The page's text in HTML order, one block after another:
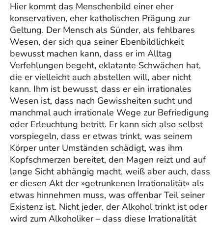
Hier kommt das Menschenbild einer eher
konservativen, eher katholischen Prägung zur
Geltung. Der Mensch als Sünder, als fehlbares
Wesen, der sich qua seiner Ebenbildlichkeit
bewusst machen kann, dass er im Alltag
Verfehlungen begeht, eklatante Schwächen hat,
die er vielleicht auch abstellen will, aber nicht
kann. Ihm ist bewusst, dass er ein irrationales
Wesen ist, dass nach Gewissheiten sucht und
manchmal auch irrationale Wege zur Befriedigung
oder Erleuchtung betritt. Er kann sich also selbst
vorspiegeln, dass er etwas trinkt, was seinem
Körper unter Umständen schädigt, was ihm
Kopfschmerzen bereitet, den Magen reizt und auf
lange Sicht abhängig macht, weiß aber auch, dass
er diesen Akt der »getrunkenen Irrationalität« als
etwas hinnehmen muss, was offenbar Teil seiner
Existenz ist. Nicht jeder, der Alkohol trinkt ist oder
wird zum Alkoholiker – dass diese Irrationalität